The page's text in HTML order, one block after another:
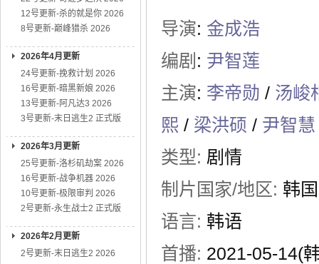
12号更新-杀的就是你 2026
8号更新-巅峰猎杀 2026
2026年4月更新
24号更新-挽救计划 2026
16号更新-暗黑新娘 2026
13号更新-阿凡达3 2026
3号更新-末日逃生2 正式版
2026年3月更新
25号更新-洛杉矶劫案 2026
16号更新-战争机器 2026
10号更新-极限审判 2026
2号更新-永生战士2 正式版
2026年2月更新
2号更新-末日逃生2 2026
导演: 金成浩
编剧 : 尹智莲
主演: 李帝勋 / 汤峻
熙 / 梁洪硕 / 尹智慧
类型: 剧情
制片国家/地区: 韩国
语言: 韩语
首播: 2021-05-14(